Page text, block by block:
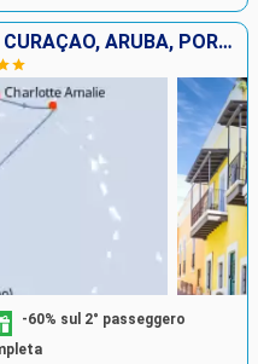
STATI UNITI, SAINT MARTIN, CURAÇAO, ARUBA, PORTORICO
-60% sul 2° passeggero